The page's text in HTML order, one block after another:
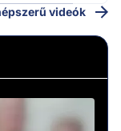
videók